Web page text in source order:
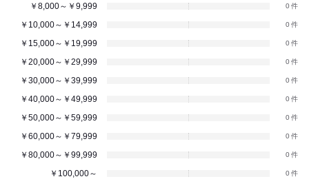
￥8,000～￥9,999 0
￥10,000～￥14,999 0
￥15,000～￥19,999 0
￥20,000～￥29,999 0
￥30,000～￥39,999 0
￥40,000～￥49,999 0
￥50,000～￥59,999 0
￥60,000～￥79,999 0
￥80,000～￥99,999 0
￥100,000～ 0